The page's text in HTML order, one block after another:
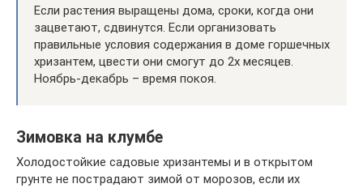
Если растения выращены дома, сроки, когда они
зацветают, сдвинутся. Если организовать
правильные условия содержания в доме горшечных
хризантем, цвести они смогут до 2х месяцев.
Ноябрь-декабрь – время покоя.
Зимовка на клумбе
Холодостойкие садовые хризантемы и в открытом
грунте не пострадают зимой от морозов, если их